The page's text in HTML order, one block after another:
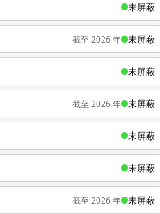
未屏蔽
截至 2026 年 未屏蔽
未屏蔽
截至 2026 年 未屏蔽
未屏蔽
未屏蔽
截至 2026 年 未屏蔽